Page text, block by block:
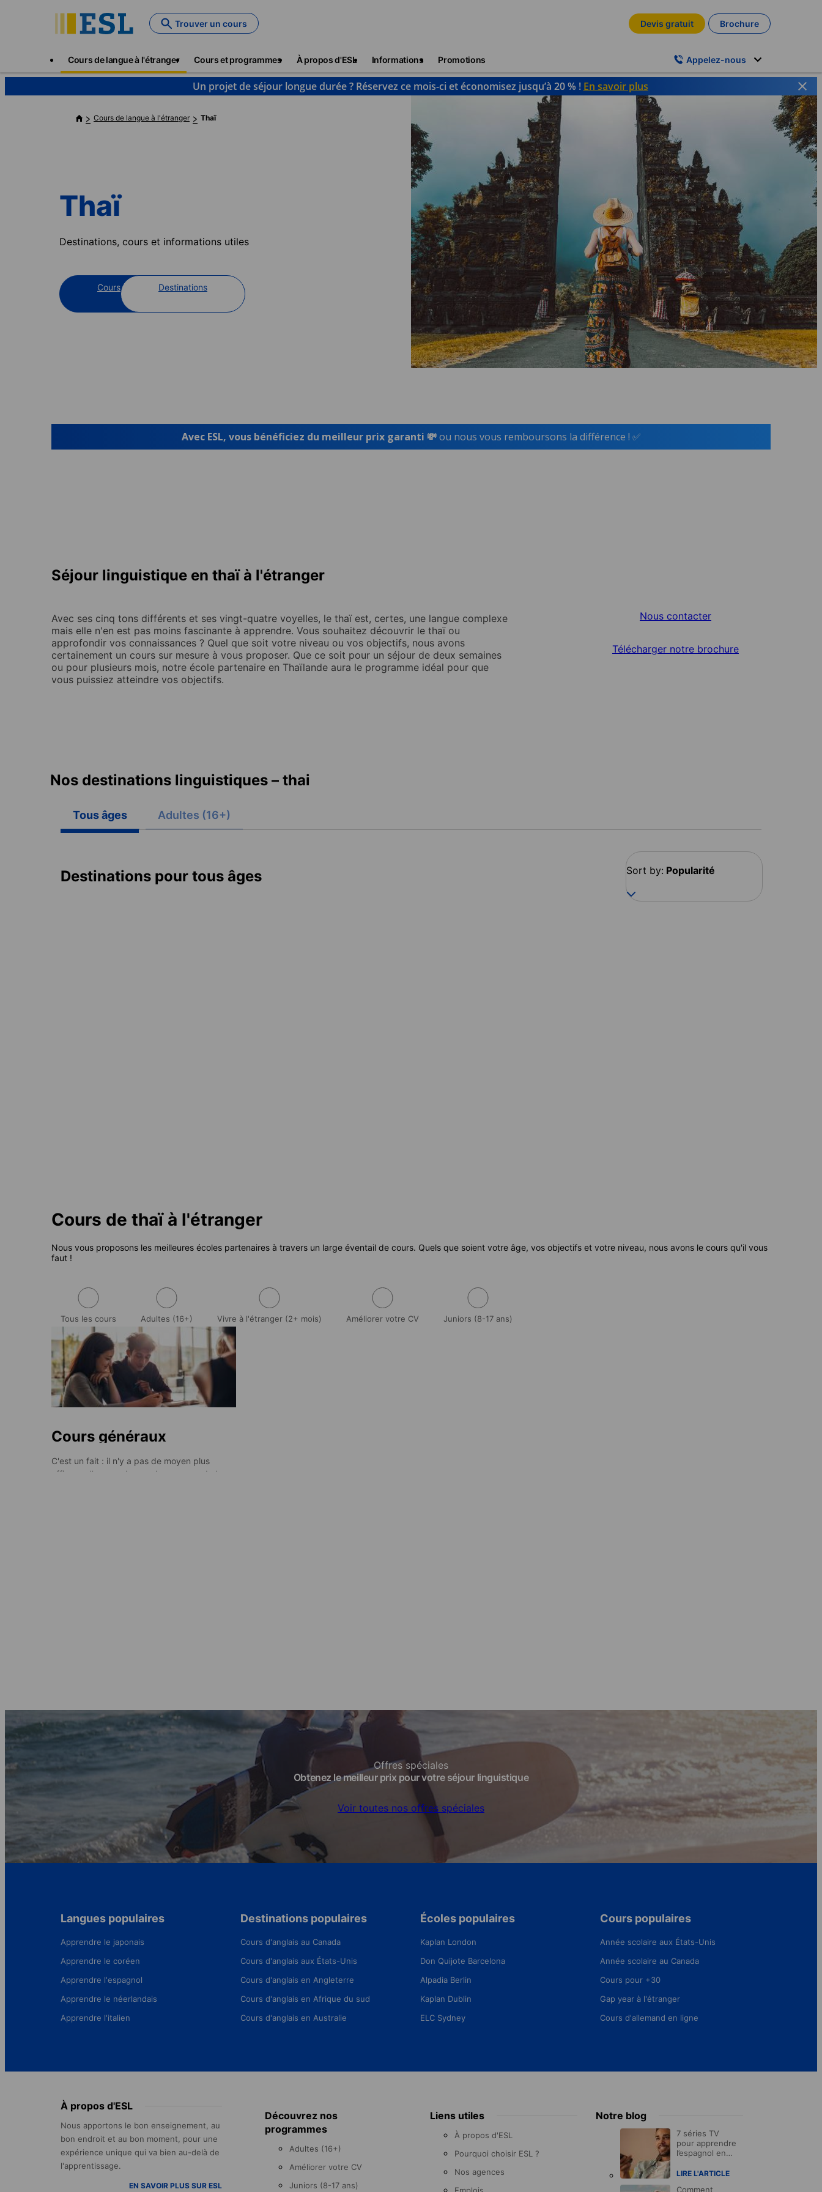
Trouver un cours Devis gratuit Brochure
Cours de langue à l'étranger Cours et programmes À propos d'ESL Informations Promotions Appelez-nous
Un projet de séjour longue durée ? Réservez ce mois-ci et économisez jusqu’à 20 % ! En savoir plus
Cours de langue à l'étranger Thaï
Thaï
Destinations, cours et informations utiles
Cours Destinations
Avec ESL, vous bénéficiez du meilleur prix garanti 💸ou nous vous remboursons la différence ! ✅
Séjour linguistique en thaï à l'étranger
Avec ses cinq tons différents et ses vingt-quatre voyelles, le thaï est, certes, une langue complexe
mais elle n'en est pas moins fascinante à apprendre. Vous souhaitez découvrir le thaï ou
approfondir vos connaissances ? Quel que soit votre niveau ou vos objectifs, nous avons
certainement un cours sur mesure à vous proposer. Que ce soit pour un séjour de deux semaines
ou pour plusieurs mois, notre école partenaire en Thaïlande aura le programme idéal pour que
vous puissiez atteindre vos objectifs.
Nous contacter
Télécharger notre brochure
Nos destinations linguistiques – thai
Tous âges Adultes (16+)
Destinations pour tous âges Sort by: Popularité
Cours de thaï à l'étranger
Nous vous proposons les meilleures écoles partenaires à travers un large éventail de cours. Quels que soient votre âge, vos objectifs et votre niveau, nous avons le cours qu'il vous
faut !
Tous les cours Adultes (16+) Vivre à l'étranger (2+ mois) Améliorer votre CV Juniors (8-17 ans)
Cours généraux
C'est un fait : il n'y a pas de moyen plus
efficace d'apprendre une langue que de la
Offres spéciales
Obtenez le meilleur prix pour votre séjour linguistique
Voir toutes nos offres spéciales
Langues populaires
Apprendre le japonais
Apprendre le coréen
Apprendre l'espagnol
Apprendre le néerlandais
Apprendre l'italien
Destinations populaires
Cours d'anglais au Canada
Cours d'anglais aux États-Unis
Cours d'anglais en Angleterre
Cours d'anglais en Afrique du sud
Cours d'anglais en Australie
Écoles populaires
Kaplan London
Don Quijote Barcelona
Alpadia Berlin
Kaplan Dublin
ELC Sydney
Cours populaires
Année scolaire aux États-Unis
Année scolaire au Canada
Cours pour +30
Gap year à l'étranger
Cours d'allemand en ligne
À propos d'ESL
Nous apportons le bon enseignement, au
bon endroit et au bon moment, pour une
expérience unique qui va bien au-delà de
l'apprentissage.
EN SAVOIR PLUS SUR ESL
Découvrez nos
programmes
Adultes (16+)
Améliorer votre CV
Juniors (8-17 ans)
Liens utiles
À propos d'ESL
Pourquoi choisir ESL ?
Nos agences
Notre blog
7 séries TV
pour apprendre
l’espagnol en
LIRE L'ARTICLE
Comment